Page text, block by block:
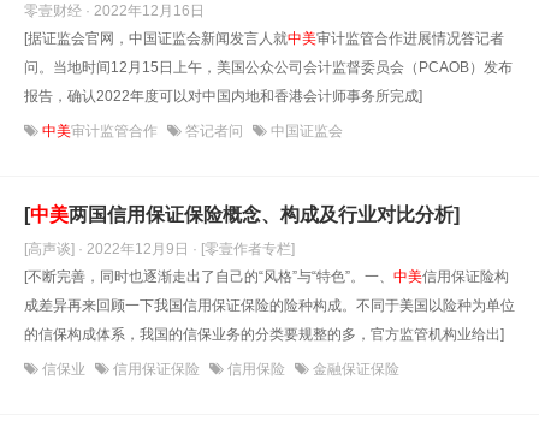
零壹财经 · 2022年12月16日
[据证监会官网，中国证监会新闻发言人就中美审计监管合作进展情况答记者
问。当地时间12月15日上午，美国公众公司会计监督委员会（PCAOB）发布
报告，确认2022年度可以对中国内地和香港会计师事务所完成]
中美审计监管合作 答记者问 中国证监会
[中美两国信用保证保险概念、构成及行业对比分析]
[高声谈] · 2022年12月9日 · [零壹作者专栏]
[不断完善，同时也逐渐走出了自己的“风格”与“特色”。一、 中美信用保证险构
成差异再来回顾一下我国信用保证保险的险种构成。不同于美国以险种为单位
的信保构成体系，我国的信保业务的分类要规整的多，官方监管机构业给出]
信保业 信用保证保险 信用保险 金融保证保险